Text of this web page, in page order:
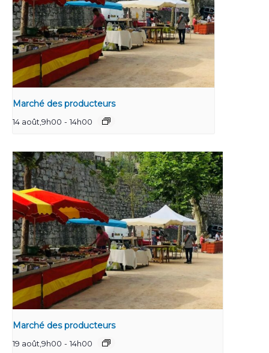
Marché des producteurs
14 août,9h00 - 14h00
Marché des producteurs
19 août,9h00 - 14h00